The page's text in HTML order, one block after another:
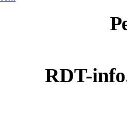
RDT-